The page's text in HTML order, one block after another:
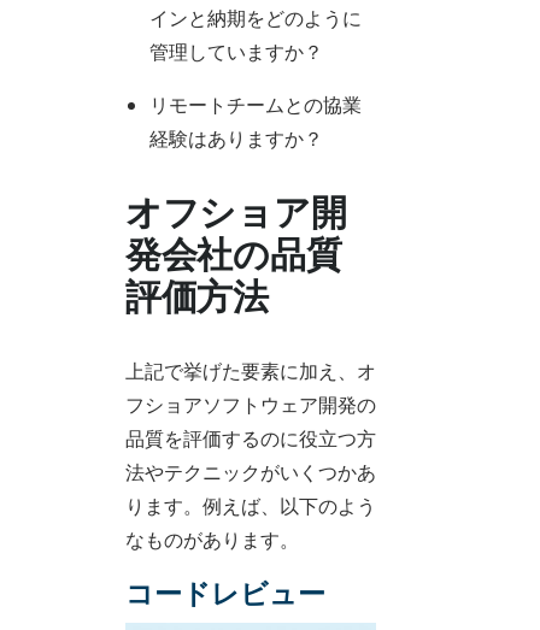
インと納期をどのように
管理していますか？
リモートチームとの協業
経験はありますか？
オフショア開
発会社の品質
評価方法
上記で挙げた要素に加え、オ
フショアソフトウェア開発の
品質を評価するのに役立つ方
法やテクニックがいくつかあ
ります。例えば、以下のよう
なものがあります。
コードレビュー